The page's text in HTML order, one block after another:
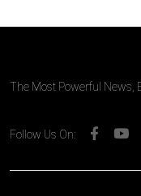
The Most Powerful News,
Follow Us On: